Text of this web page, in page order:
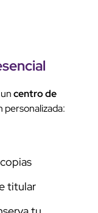
centro de
personalizada:
titular